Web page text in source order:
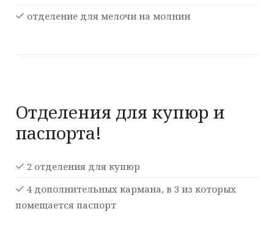
отделение для мелочи на молнии
Отделения для купюр и
паспорта!
2 отделения для купюр
4 дополнительных кармана, в 3 из которых
помещается паспорт